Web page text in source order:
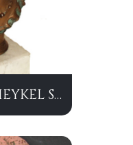
ARİF ASKEROF HEYKEL SERGİSİ